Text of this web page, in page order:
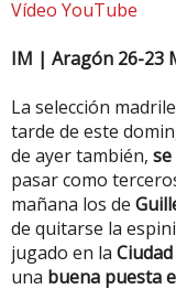
Vídeo YouTube
IM | Aragón 26-23
La selección
tarde de este
de ayer también,
pasar como
mañana los de
de quitarse la
jugado en la
una buena puesta